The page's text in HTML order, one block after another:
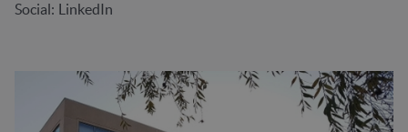
Social: LinkedIn